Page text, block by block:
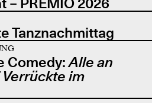
Tanznachmittag
Comedy:Alle an
im